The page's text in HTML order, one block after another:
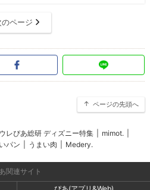
のページ
ページの先頭へ
ウレぴあ総研 ディズニー特集 mimot.
パン うまい肉 Medery.
関連サイト